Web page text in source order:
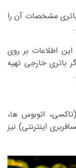
مشخصات آن را
اطلاعات بر روی
باتری خارجی تهیه
اتوبوس ها،
اینترنتی) نیز